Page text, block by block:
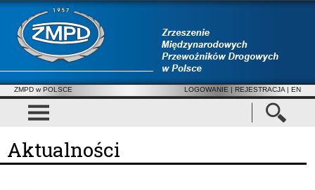
ZMPD w POLSCE LOGOWANIE | REJESTRACJA | EN
Aktualności